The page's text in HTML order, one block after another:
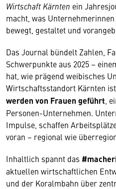
Wirtschaft Kärnten ein
macht, was
bewegt, gestaltet und
Das Journal bündelt Zahlen,
Schwerpunkte aus 2025 –
hat, wie prägend weibisches
Wirtschaftsstandort Kärnten
werden von Frauen geführt ,
Personen-Unternehmen.
Impulse, schaffen
voran – regional wie
Inhaltlich spannt das
aktuellen wirtschaftlichen
und der Koralmbahn über